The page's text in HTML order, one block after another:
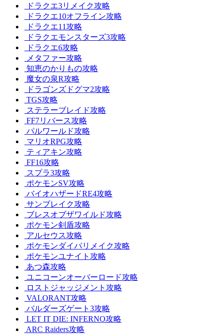
ドラクエ3リメイク攻略
ドラクエ10オフライン攻略
ドラクエ11攻略
ドラクエモンスターズ3攻略
ドラクエ6攻略
メタファー攻略
知恵のかりもの攻略
魔女の泉R攻略
ドラゴンズドグマ2攻略
TGS攻略
ステラーブレイド攻略
FF7リバース攻略
パルワールド攻略
マリオRPG攻略
ティアキン攻略
FF16攻略
スプラ3攻略
ポケモンSV攻略
バイオハザードRE4攻略
サンブレイク攻略
ブレスオブザワイルド攻略
ポケモン剣盾攻略
アルセウス攻略
ポケモンダイパリメイク攻略
ポケモンユナイト攻略
あつ森攻略
ユニコーンオーバーロード攻略
ロストジャッジメント攻略
VALORANT攻略
バルダーズゲート3攻略
LET IT DIE: INFERNO攻略
ARC Raiders攻略